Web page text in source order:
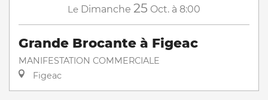
Le Dimanche 25 Oct. à 8:00
Grande Brocante à Figeac
MANIFESTATION COMMERCIALE
Figeac